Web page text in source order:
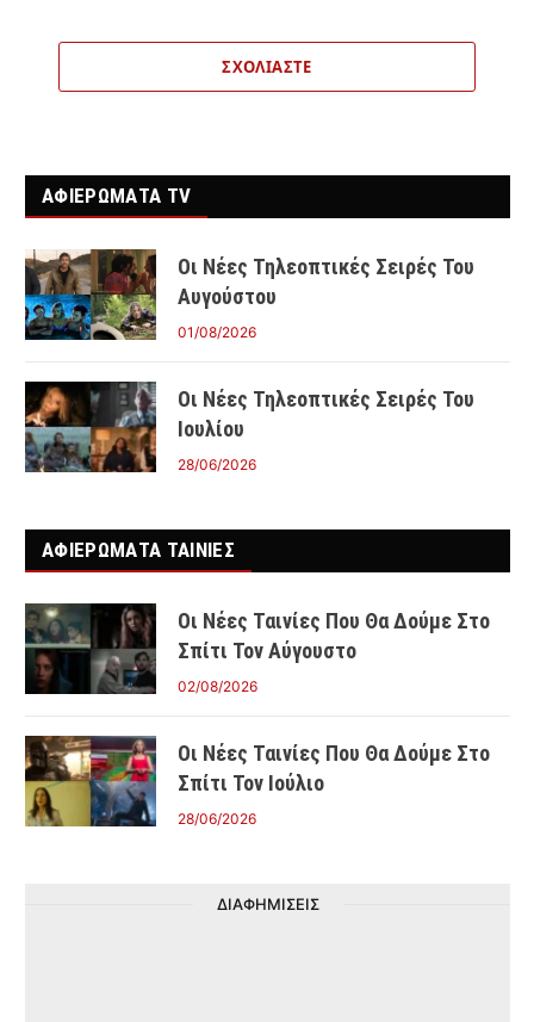
ΣΧΟΛΙΆΣΤΕ
ΑΦΙΕΡΩΜΑΤΑ TV
Οι Νέες Τηλεοπτικές Σειρές Του
Αυγούστου
01/08/2026
Οι Νέες Τηλεοπτικές Σειρές Του
Ιουλίου
28/06/2026
ΑΦΙΕΡΩΜΑΤΑ ΤΑΙΝΊΕΣ
Οι Νέες Ταινίες Που Θα Δούμε Στο
Σπίτι Τον Αύγουστο
02/08/2026
Οι Νέες Ταινίες Που Θα Δούμε Στο
Σπίτι Τον Ιούλιο
28/06/2026
ΔΙΑΦΗΜΙΣΕΙΣ